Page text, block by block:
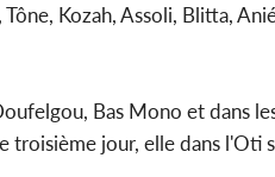
Kozah, Assoli, Blitta,
Bas Mono et dans
troisième jour, elle dans